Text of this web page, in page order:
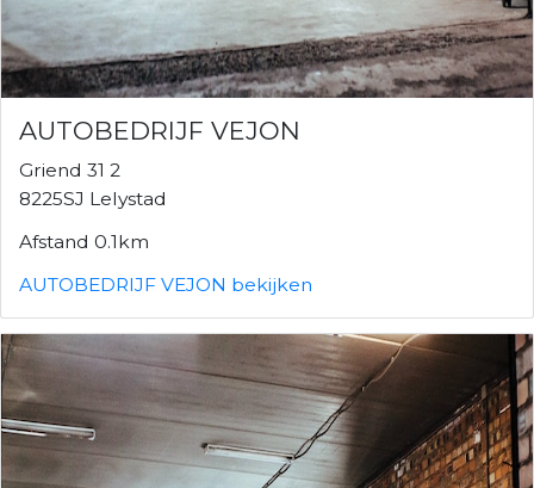
AUTOBEDRIJF VEJON
Griend 31 2
8225SJ Lelystad
Afstand 0.1km
AUTOBEDRIJF VEJON bekijken